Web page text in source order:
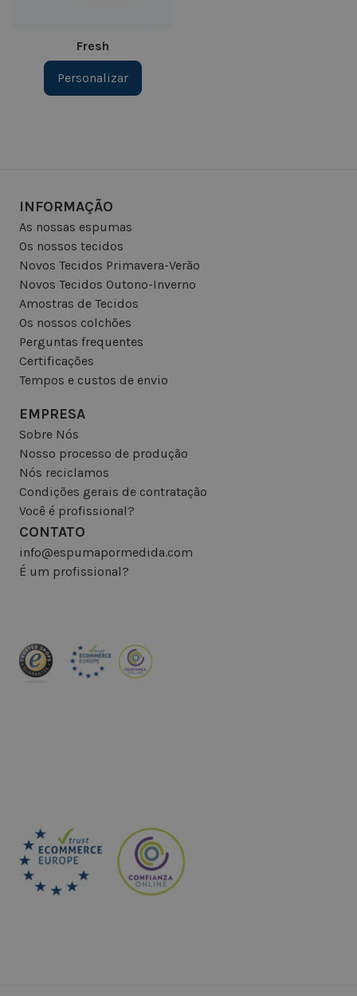
Fresh
Personalizar
INFORMAÇÃO
As nossas espumas
Os nossos tecidos
Novos Tecidos Primavera-Verão
Novos Tecidos Outono-Inverno
Amostras de Tecidos
Os nossos colchões
Perguntas frequentes
Certificações
Tempos e custos de envio
EMPRESA
Sobre Nós
Nosso processo de produção
Nós reciclamos
Condições gerais de contratação
Você é profissional?
CONTATO
info@espumapormedida.com
É um profissional?